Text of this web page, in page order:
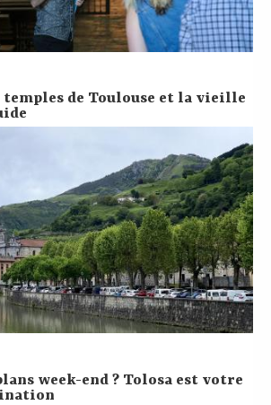
temples de Toulouse et la vieille
week-end ? Tolosa est votre